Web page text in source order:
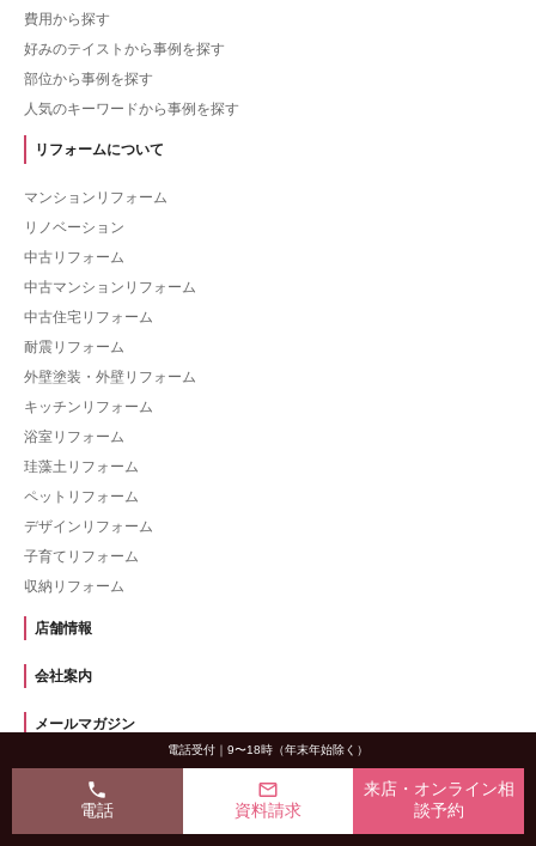
費用から探す
好みのテイストから事例を探す
部位から事例を探す
人気のキーワードから事例を探す
リフォームについて
マンションリフォーム
リノベーション
中古リフォーム
中古マンションリフォーム
中古住宅リフォーム
耐震リフォーム
外壁塗装・外壁リフォーム
キッチンリフォーム
浴室リフォーム
珪藻土リフォーム
ペットリフォーム
デザインリフォーム
子育てリフォーム
収納リフォーム
店舗情報
会社案内
メールマガジン
イベント情報
ニュースリリース
電話受付｜9〜18時（年末年始除く）
phone
電話
mail_outline
資料請求
来店・オンライン相
談予約